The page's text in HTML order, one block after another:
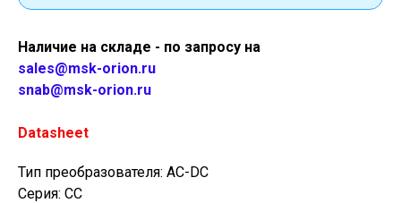
Наличие на складе - по запросу на
sales@msk-orion.ru
snab@msk-orion.ru
Datasheet
Тип преобразователя: AC-DC
Серия: CC